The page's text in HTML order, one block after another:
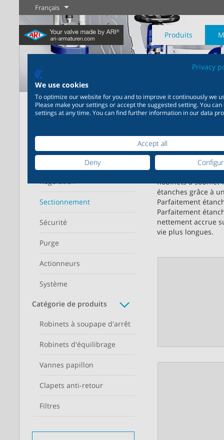
Français
Produits
Nouveautés Régulation
Plus d'information
Industrie
l’industrie – Des systèmes
pour les applications
industrielles les plus
variées
Chimie
chimie – Des solutions
parfaitement coordonnées
en fonction de vos besoins
individuels
Plus d'information
Digital Service
Page d'accueil Produits Sectionnement
FABA –
plus de
Robinets à soufflet
étanches grâce à
Parfaitement
Parfaitement
nettement accrue
vie plus longues.
Affiche
Domaine d'utilisation
Régulation
Sectionnement
Sécurité
Purge
Actionneurs
Système
Catégorie de produits
Robinets à soupape d'arrêt
Robinets d'équilibrage
Vannes papillon
Clapets anti-retour
Filtres
Privacy
We use cookies
To optimize our website for you and to improve it continuously we
Please make your settings or accept the suggested setting. You
settings at any time. You can find further information in our data
Accept all
Deny